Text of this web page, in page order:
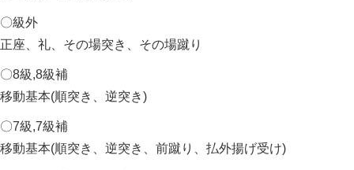
〇級外
正座、礼、その場突き、その場蹴り
〇8級,8級補
移動基本(順突き、逆突き)
〇7級,7級補
移動基本(順突き、逆突き、前蹴り、払外揚げ受け)